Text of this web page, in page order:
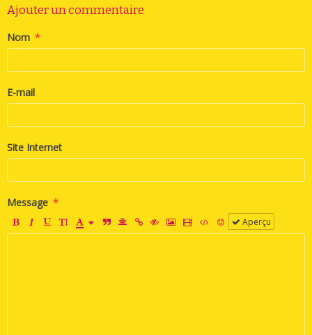
Ajouter un commentaire
Nom
E-mail
Site Internet
Message
Aperçu